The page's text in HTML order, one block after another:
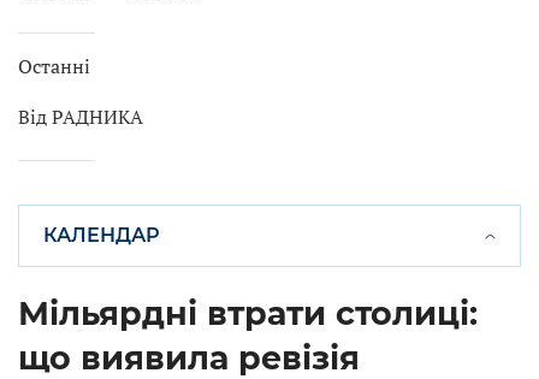
Останні
Від РАДНИКА
КАЛЕНДАР
Мільярдні втрати столиці:
що виявила ревізія